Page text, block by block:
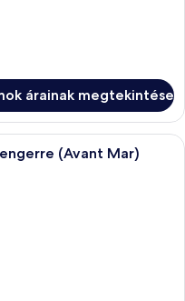
árainak megtekintése
modern szállodai szoba,
(Avant Mar)